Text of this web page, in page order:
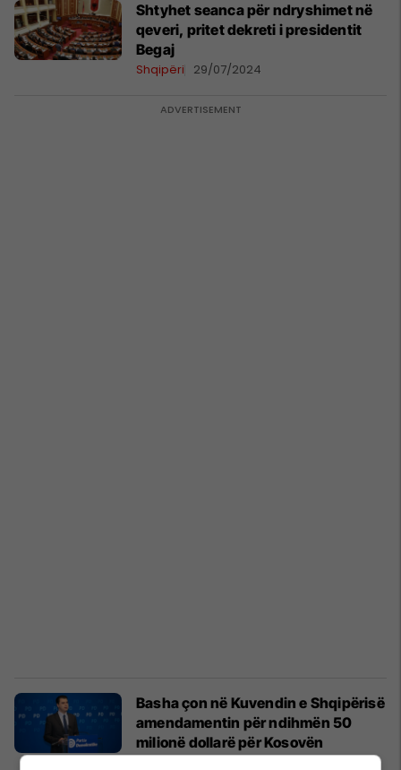
Shtyhet seanca për ndryshimet në
qeveri, pritet dekreti i presidentit
Begaj
Shqipëri 29/07/2024
Basha çon në Kuvendin e Shqipërisë
amendamentin për ndihmën 50
milionë dollarë për Kosovën